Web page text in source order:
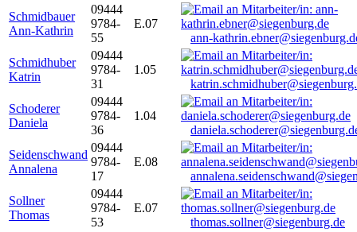
Schmidbauer
Ann-Kathrin
09444
9784-
55
E.07
ann-
Schmidhuber
Katrin
09444
9784-
31
1.05
Schoderer
Daniela
09444
9784-
36
1.04
Seidenschwand
Annalena
09444
9784-
17
E.08
Sollner
Thomas
09444
9784-
53
E.07
thomas.sollner@siegenburg.de